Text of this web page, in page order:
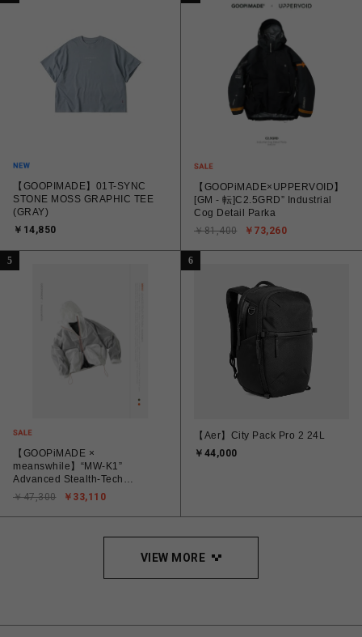
【GOOPIMADE】01T-SYNC
STONE MOSS GRAPHIC TEE
(GRAY)
￥14,850
【GOOPiMADE×UPPERVOID】
[GM - 転]C2.5GRD” Industrial
Cog Detail Parka
￥73,260
￥81,400
5
【GOOPiMADE ×
meanswhile】“MW-K1”
Advanced Stealth-Tech
PARKA(Transparent)
￥33,110
￥47,300
6
【Aer】City Pack Pro 2 24L
￥44,000
VIEW MORE